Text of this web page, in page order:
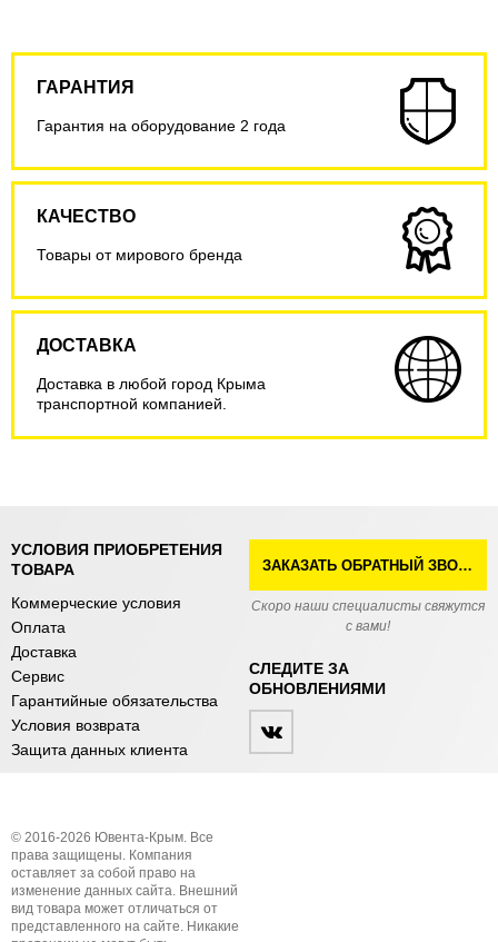
ГАРАНТИЯ
Гарантия на оборудование 2 года
КАЧЕСТВО
Товары от мирового бренда
ДОСТАВКА
Доставка в любой город Крыма
транспортной компанией.
УСЛОВИЯ ПРИОБРЕТЕНИЯ
ТОВАРА
Коммерческие условия
Оплата
Доставка
Сервис
Гарантийные обязательства
Условия возврата
Защита данных клиента
ЗАКАЗАТЬ ОБРАТНЫЙ ЗВОНОК
Скоро наши специалисты свяжутся
с вами!
СЛЕДИТЕ ЗА
ОБНОВЛЕНИЯМИ
© 2016-2026 Ювента-Крым. Все
права защищены. Компания
оставляет за собой право на
изменение данных сайта. Внешний
вид товара может отличаться от
представленного на сайте. Никакие